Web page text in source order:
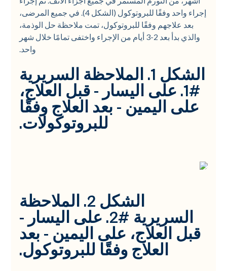
إجراء واحد وفقًا للبروتوكول (الشكل 4). في جميع المرضى،
بعد علاجهم وفقًا للبروتوكول، تمت ملاحظة حل الوذمة،
والذي بدأ بعد 2-3 أيام من الإجراء واختفى تمامًا خلال شهر
واحد.
الشكل 1. الملاحظة السريرية
#1. على اليسار - قبل العلاج،
على اليمين - بعد العلاج وفقًا
للبروتوكولات.
الشكل 2. الملاحظة
السريرية #2. على اليسار -
قبل العلاج، على اليمين - بعد
العلاج وفقًا للبروتوكول.